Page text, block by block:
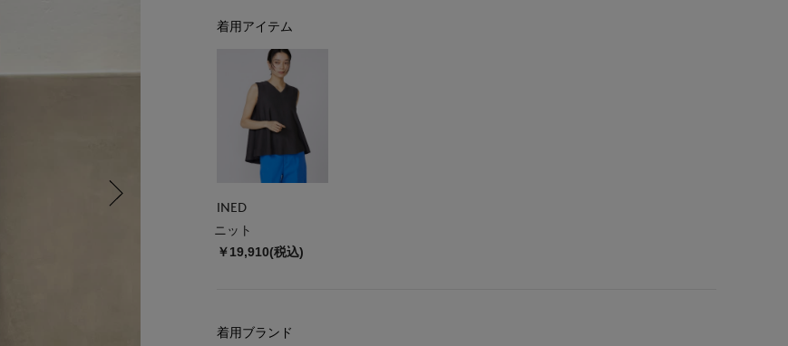
着用アイテム
INED
ニット
￥19,910(税込)
着用ブランド